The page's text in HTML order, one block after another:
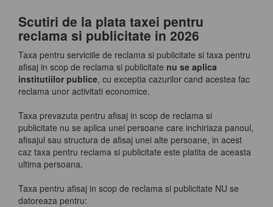
Scutiri de la plata taxei pentru
reclama si publicitate in 2026
Taxa pentru serviciile de reclama si publicitate si taxa pentru
afisaj in scop de reclama si publicitate nu se aplica
institutiilor publice, cu exceptia cazurilor cand acestea fac
reclama unor activitati economice.
Taxa prevazuta pentru afisaj in scop de reclama si
publicitate nu se aplica unei persoane care inchiriaza panoul,
afisajul sau structura de afisaj unei alte persoane, in acest
caz taxa pentru reclama si publicitate este platita de aceasta
ultima persoana.
Taxa pentru afisaj in scop de reclama si publicitate NU se
datoreaza pentru: